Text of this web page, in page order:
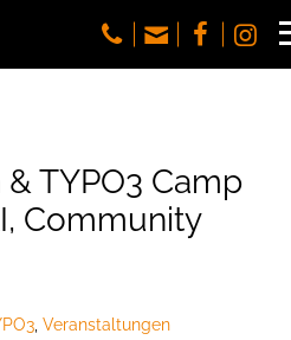
TYPO3 Camp
Community
Veranstaltungen